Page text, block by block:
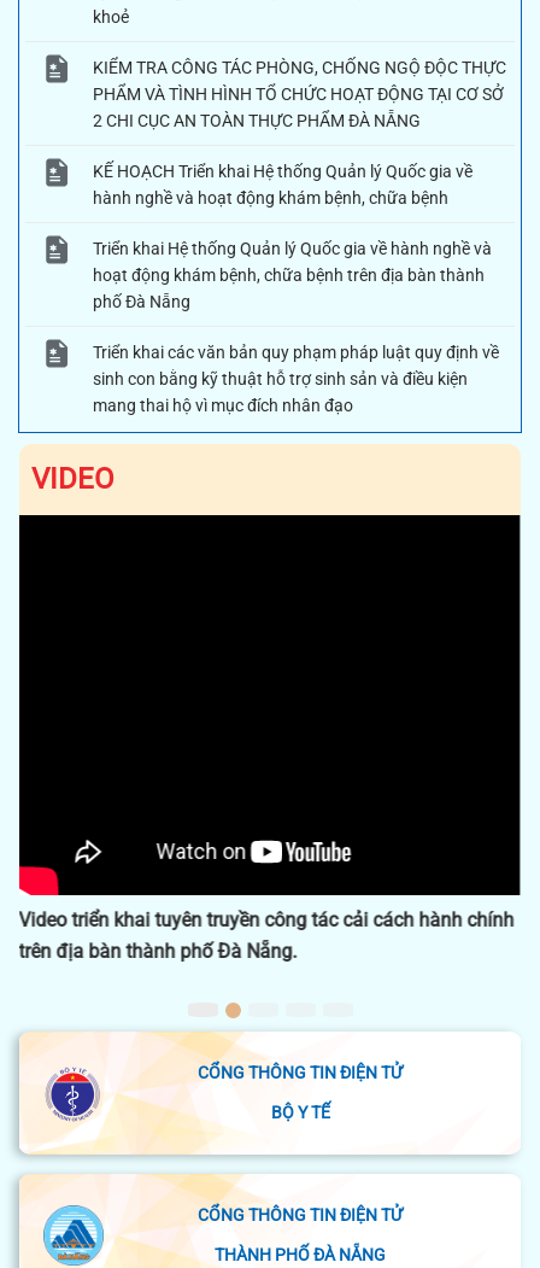
khoẻ
KIỂM TRA CÔNG TÁC PHÒNG, CHỐNG NGỘ ĐỘC THỰC
PHẨM VÀ TÌNH HÌNH TỔ CHỨC HOẠT ĐỘNG TẠI CƠ SỞ
2 CHI CỤC AN TOÀN THỰC PHẨM ĐÀ NẴNG
KẾ HOẠCH Triển khai Hệ thống Quản lý Quốc gia về
hành nghề và hoạt động khám bệnh, chữa bệnh
Triển khai Hệ thống Quản lý Quốc gia về hành nghề và
hoạt động khám bệnh, chữa bệnh trên địa bàn thành
phố Đà Nẵng
Triển khai các văn bản quy phạm pháp luật quy định về
sinh con bằng kỹ thuật hỗ trợ sinh sản và điều kiện
mang thai hộ vì mục đích nhân đạo
VIDEO
Dấu ấn công tác y tế 2024
CỔNG THÔNG TIN ĐIỆN TỬ
BỘ Y TẾ
CỔNG THÔNG TIN ĐIỆN TỬ
THÀNH PHỐ ĐÀ NẴNG